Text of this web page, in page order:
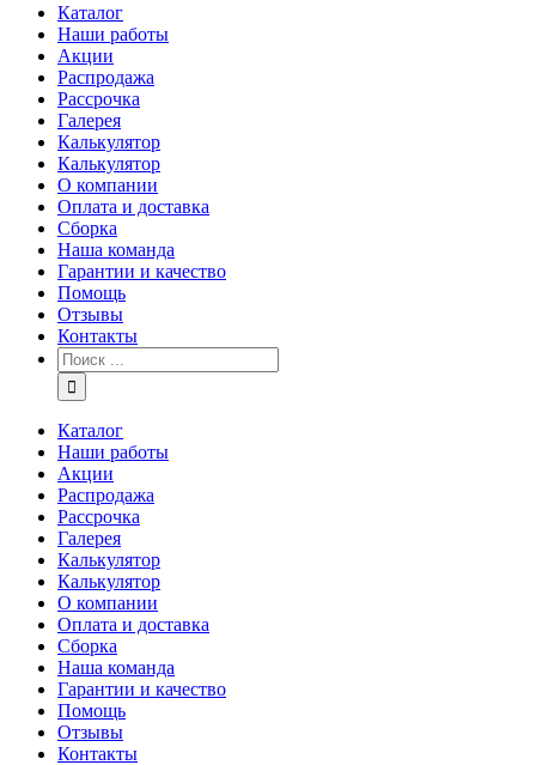
Каталог
Наши работы
Акции
Распродажа
Рассрочка
Галерея
Калькулятор
Калькулятор
О компании
Оплата и доставка
Сборка
Наша команда
Гарантии и качество
Помощь
Отзывы
Контакты
Каталог
Наши работы
Акции
Распродажа
Рассрочка
Галерея
Калькулятор
Калькулятор
О компании
Оплата и доставка
Сборка
Наша команда
Гарантии и качество
Помощь
Отзывы
Контакты